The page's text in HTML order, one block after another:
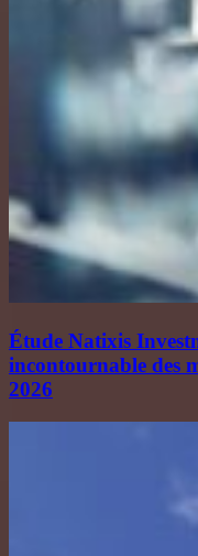
Étude Natixis
incontournable des
2026